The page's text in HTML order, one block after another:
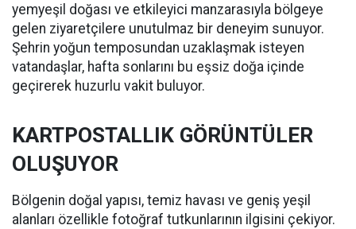
yemyeşil doğası ve etkileyici manzarasıyla bölgeye
gelen ziyaretçilere unutulmaz bir deneyim sunuyor.
Şehrin yoğun temposundan uzaklaşmak isteyen
vatandaşlar, hafta sonlarını bu eşsiz doğa içinde
geçirerek huzurlu vakit buluyor.
KARTPOSTALLIK GÖRÜNTÜLER
OLUŞUYOR
Bölgenin doğal yapısı, temiz havası ve geniş yeşil
alanları özellikle fotoğraf tutkunlarının ilgisini çekiyor.